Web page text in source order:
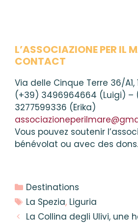
L’ASSOCIAZIONE PER IL
CONTACT
Via delle Cinque Terre 36/A1,
(+39) 3496964664 (Luigi) –
3277599336 (Erika)
Vous pouvez soutenir
bénévolat ou avec des dons.
Catégories
Destinations
Étiquettes
La Spezia, Liguria
La Collina degli Ulivi, une